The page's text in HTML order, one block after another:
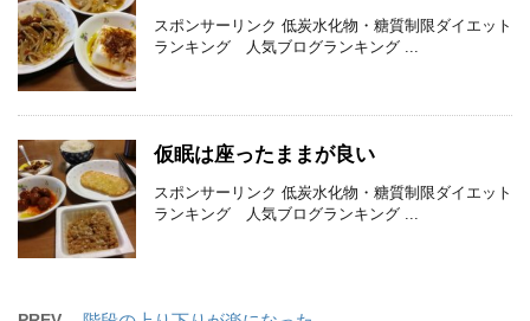
スポンサーリンク 低炭水化物・糖質制限ダイエット
ランキング 人気ブログランキング ...
仮眠は座ったままが良い
スポンサーリンク 低炭水化物・糖質制限ダイエット
ランキング 人気ブログランキング ...